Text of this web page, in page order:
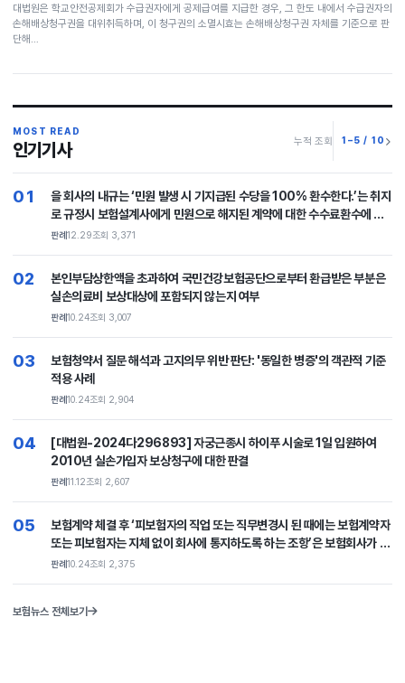
대법원은 학교안전공제회가 수급권자에게 공제급여를 지급한 경우, 그 한도 내에서 수급권자의
손해배상청구권을 대위취득하며, 이 청구권의 소멸시효는 손해배상청구권 자체를 기준으로 판
단해…
MOST READ
인기기사 누적 조회 1–5 / 10
01
을 회사의 내규는 ‘민원 발생 시 기지급된 수당을 100% 환수한다.’는 취지
로 규정시 보험설계사에게 민원으로 해지된 계약에 대한 수수료환수에 대
한 판례
판례 12.29조회 3,371
02
본인부담상한액을 초과하여 국민건강보험공단으로부터 환급받은 부분은
실손의료비 보상대상에 포함되지 않는지 여부
판례 10.24조회 3,007
03
보험청약서 질문 해석과 고지의무 위반 판단: '동일한 병증'의 객관적 기준
적용 사례
판례 10.24조회 2,904
04
[대법원-2024다296893] 자궁근종시 하이푸 시술로 1일 입원하여
2010년 실손가입자 보상청구에 대한 판결
판례 11.12조회 2,607
05
보험계약 체결 후 ‘피보험자의 직업 또는 직무변경시 된 때에는 보험계약자
또는 피보험자는 지체 없이 회사에 통지하도록 하는 조항’은 보험회사가 명
시·설명하여야 하는 보험계약의 중요한 내용에 해당하는 것으로 보험회사
판례 10.24조회 2,375
보험뉴스 전체보기